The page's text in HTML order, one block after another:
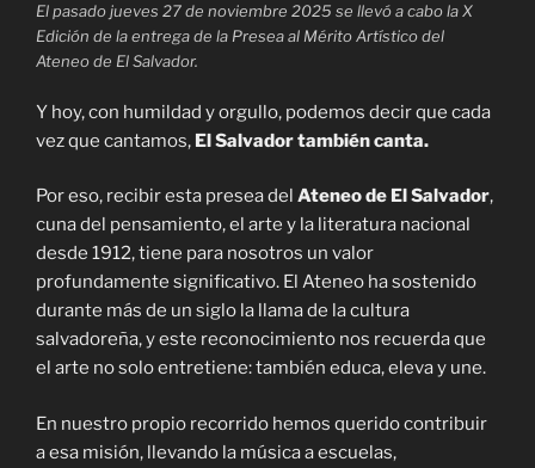
El pasado jueves 27 de noviembre 2025 se llevó a cabo la X
Edición de la entrega de la Presea al Mérito Artístico del
Ateneo de El Salvador.
Y hoy, con humildad y orgullo, podemos decir que cada
vez que cantamos, El Salvador también canta.
Por eso, recibir esta presea del Ateneo de El Salvador,
cuna del pensamiento, el arte y la literatura nacional
desde 1912, tiene para nosotros un valor
profundamente significativo. El Ateneo ha sostenido
durante más de un siglo la llama de la cultura
salvadoreña, y este reconocimiento nos recuerda que
el arte no solo entretiene: también educa, eleva y une.
En nuestro propio recorrido hemos querido contribuir
a esa misión, llevando la música a escuelas,